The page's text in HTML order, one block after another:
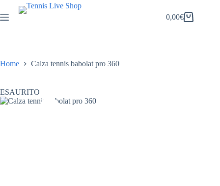
al
contenuto
Carrello
0,00€
Home Calza tennis babolat pro 360
ESAURITO